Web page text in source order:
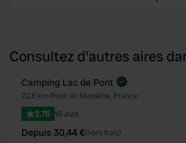
Consultez d'autres aires
Reserve maintenant
Camping Lac de Pont
22,8 km•Pont-et-Massène, France
2.75 16 avis
Depuis 30,44 €(hors frais)